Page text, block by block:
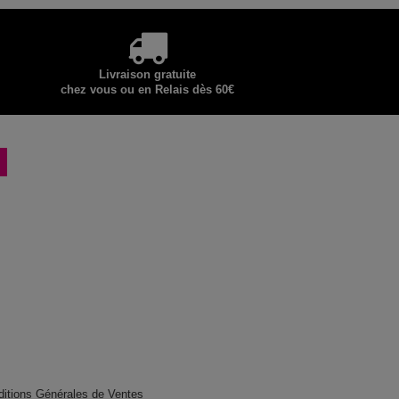
Livraison gratuite
chez vous ou en Relais dès 60€
Générales de Ventes